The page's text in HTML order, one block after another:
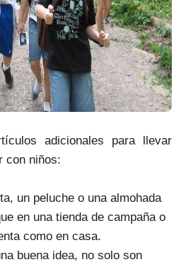
adicionales para llevar
con niños:
un peluche o una almohada
en una tienda de campaña o
como en casa.
buena idea, no solo son